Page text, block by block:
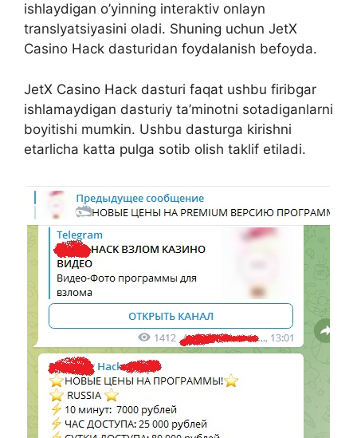
ishlaydigan o’yinning interaktiv onlayn
translyatsiyasini oladi. Shuning uchun JetX
Casino Hack dasturidan foydalanish befoyda.
JetX Casino Hack dasturi faqat ushbu firibgar
ishlamaydigan dasturiy ta’minotni sotadiganlarni
boyitishi mumkin. Ushbu dasturga kirishni
etarlicha katta pulga sotib olish taklif etiladi.